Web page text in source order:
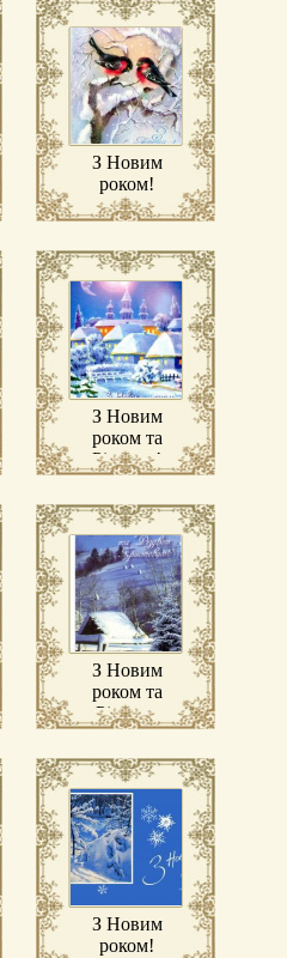
З Новим
роком!
З Новим
роком та
Різдвом!
З Новим
роком та
Різдвом
Христовим!
З Новим
роком!